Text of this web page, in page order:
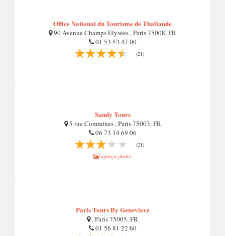
Office National du Tourisme de Thaïlande
90 Avenue Champs Elysées , Paris 75008, FR
01 53 53 47 00
(21)
Sandy Tours
5 rue Commines , Paris 75003, FR
06 73 14 69 06
(21)
aperçu photo
Paris Tours By Genevieve
, Paris 75005, FR
01 56 81 22 60